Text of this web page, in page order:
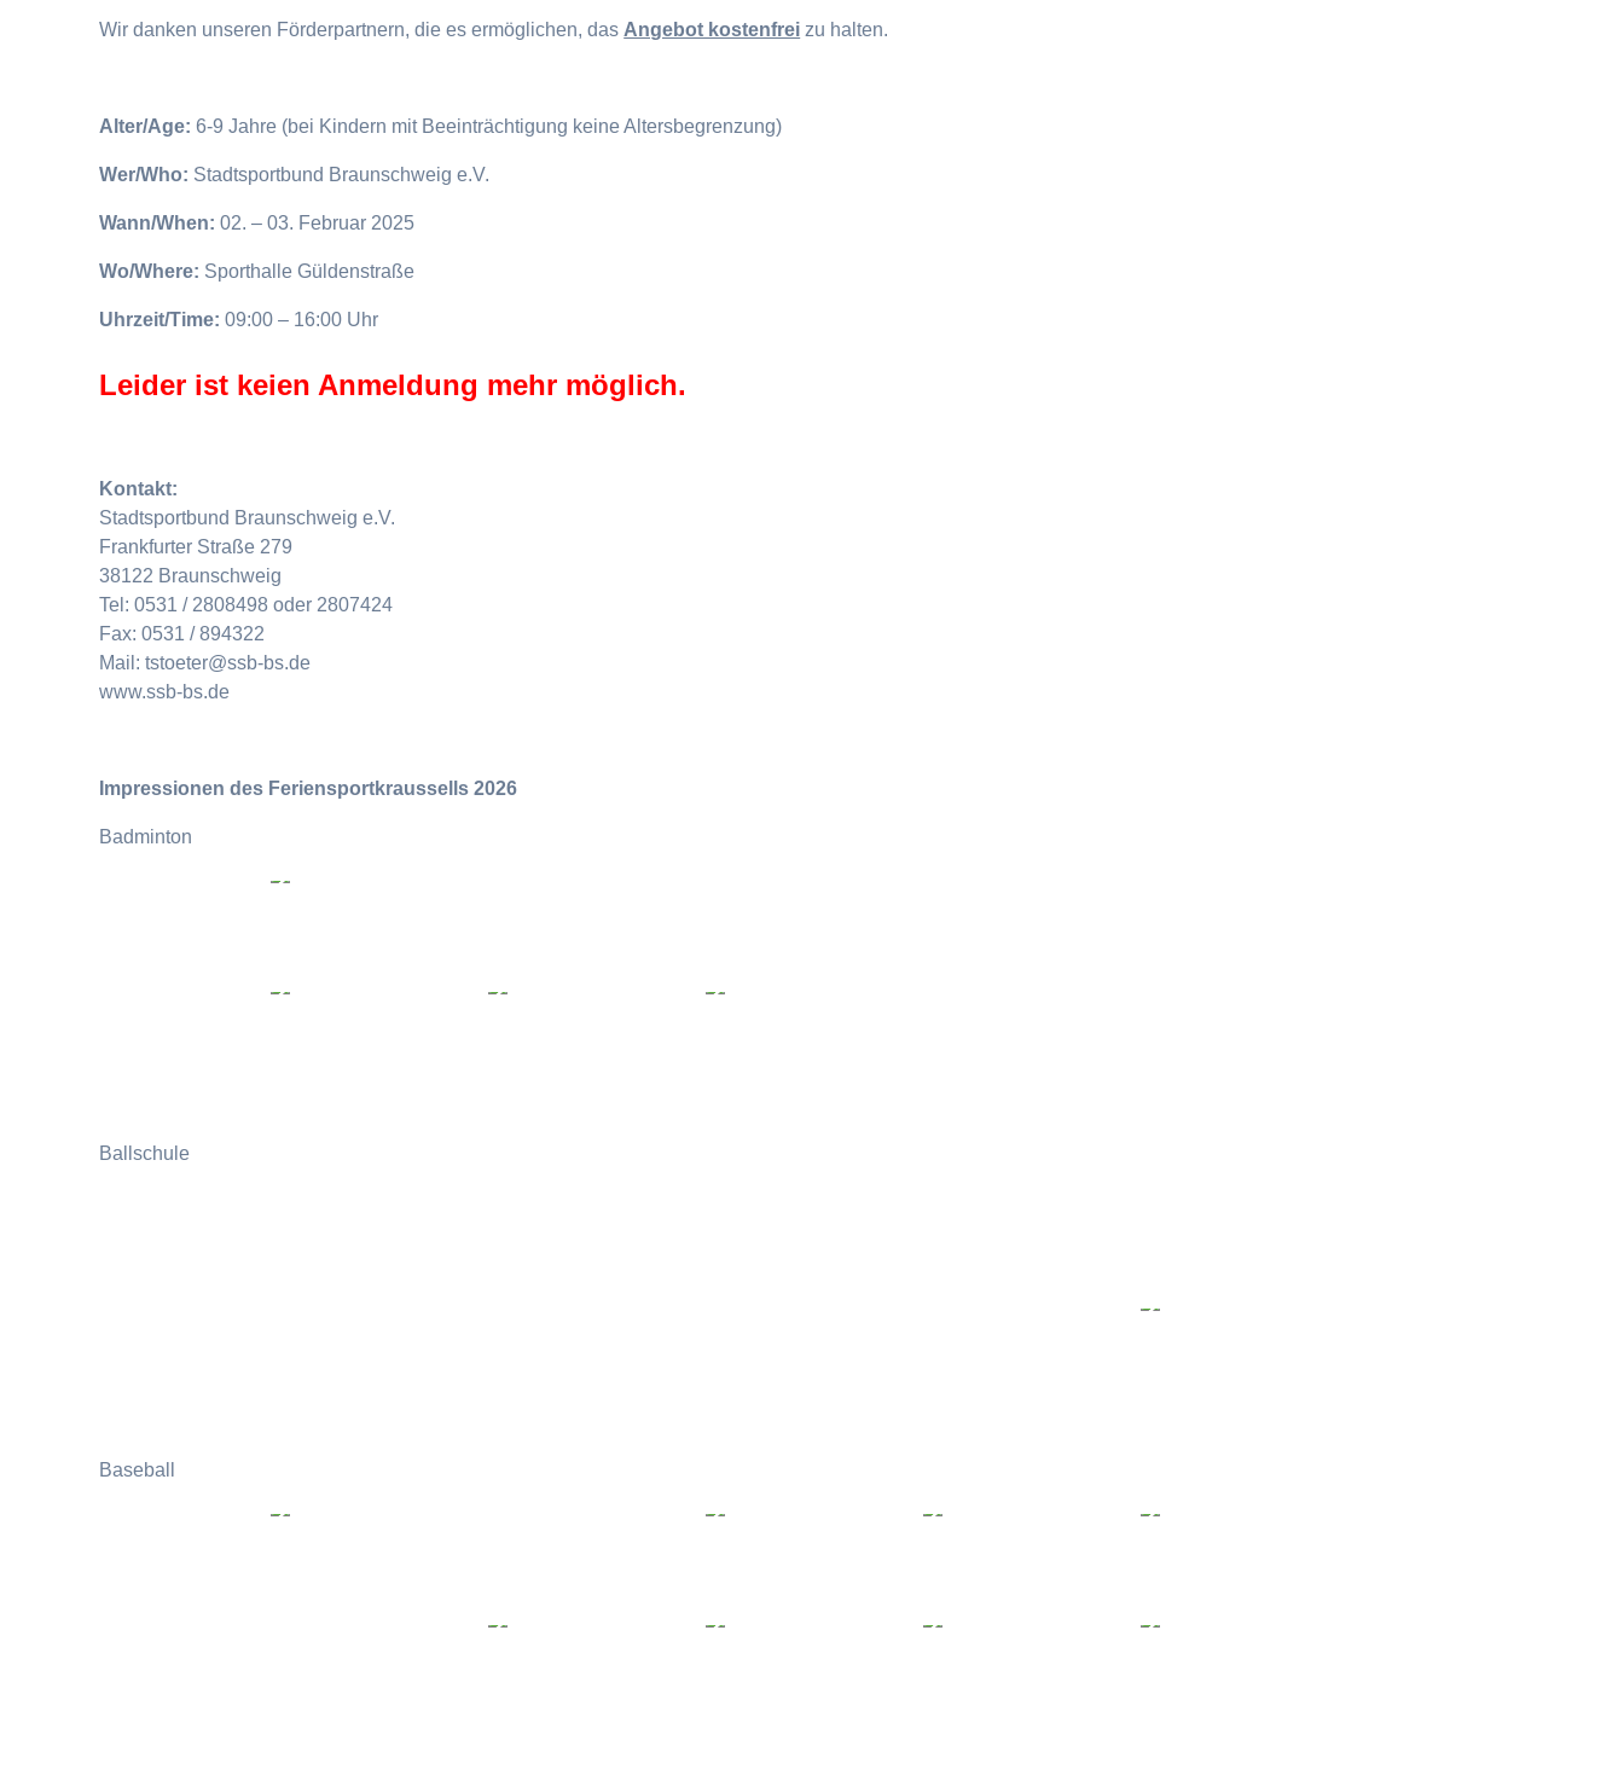
Wir danken unseren Förderpartnern, die es ermöglichen, das Angebot kostenfrei zu halten.
Alter/Age:6-9 Jahre (bei Kindern mit Beeinträchtigung keine Altersbegrenzung)
Wer/Who: Stadtsportbund Braunschweig e.V.
Wann/When:02. – 03. Februar 2025
Wo/Where: Sporthalle Güldenstraße
Uhrzeit/Time:09:00 – 16:00 Uhr
Leider ist keien Anmeldung mehr möglich.
Kontakt:
Stadtsportbund Braunschweig e.V.
Frankfurter Straße 279
38122 Braunschweig
Tel: 0531 / 2808498 oder 2807424
Fax: 0531 / 894322
Mail: tstoeter@ssb-bs.de
www.ssb-bs.de
Impressionen des Feriensportkraussells 2026
Badminton
Ballschule
Baseball